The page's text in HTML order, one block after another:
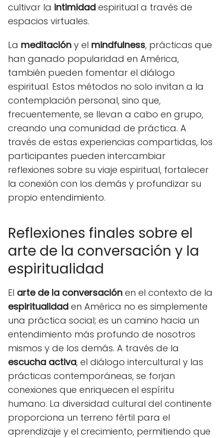
cultivar la intimidad espiritual a través de
espacios virtuales.
La meditación y el mindfulness, prácticas que
han ganado popularidad en América,
también pueden fomentar el diálogo
espiritual. Estos métodos no solo invitan a la
contemplación personal, sino que,
frecuentemente, se llevan a cabo en grupo,
creando una comunidad de práctica. A
través de estas experiencias compartidas, los
participantes pueden intercambiar
reflexiones sobre su viaje espiritual, fortalecer
la conexión con los demás y profundizar su
propio entendimiento.
Reflexiones finales sobre el
arte de la conversación y la
espiritualidad
El arte de la conversación en el contexto de la
espiritualidad en América no es simplemente
una práctica social; es un camino hacia un
entendimiento más profundo de nosotros
mismos y de los demás. A través de la
escucha activa, el diálogo intercultural y las
prácticas contemporáneas, se forjan
conexiones que enriquecen el espíritu
humano. La diversidad cultural del continente
proporciona un terreno fértil para el
aprendizaje y el crecimiento, permitiendo que